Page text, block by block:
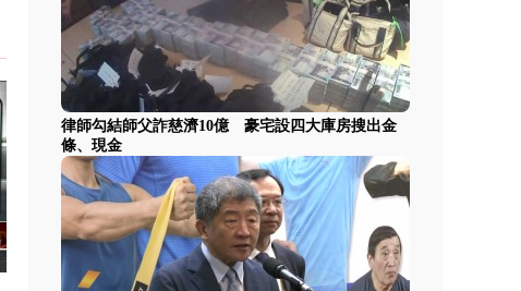
律師勾結師父詐慈濟10億 豪宅設四大庫房搜出金
條、現金